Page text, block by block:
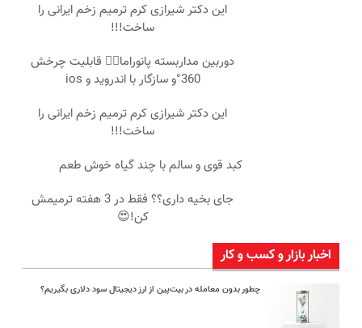
این دکتر شیرازی کرم ترمیم زخم ایرانی را
ساخت!!!
دوربین مداربسته پانوراما👈🏻 قابلیت چرخش
360°و سازگار با اندروید و ios
این دکتر شیرازی کرم ترمیم زخم ایرانی را
ساخت!!!
کبد قوی و سالم با چند گیاه خوش طعم
جای بخیه داری؟؟ فقط در 3 هفته ترمیمش
کن!😍
اخبار بازار و کسب و کار
چطور بدون معامله در بیت‌پین از ارز دیجیتال سود دلاری بگیریم؟